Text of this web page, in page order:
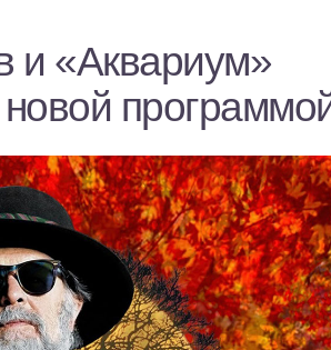
и «Аквариум»